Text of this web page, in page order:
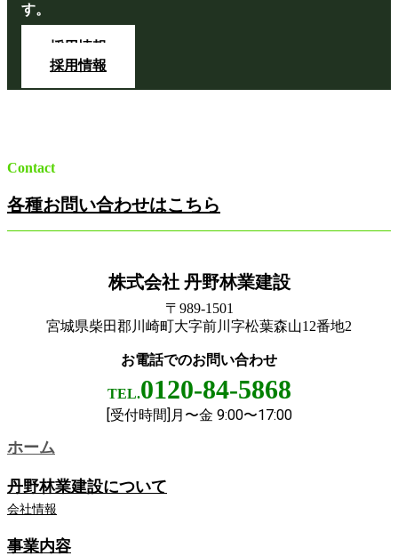
す。
採用情報
採用情報
Contact
各種お問い合わせはこちら
株式会社 丹野林業建設
〒989-1501
宮城県柴田郡川崎町大字前川字松葉森山12番地2
お電話でのお問い合わせ
TEL.0120-84-5868
[受付時間]月〜金 9:00〜17:00
ホーム
丹野林業建設について
会社情報
事業内容